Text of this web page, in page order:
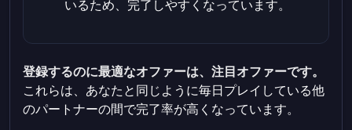
いるため、完了しやすくなっています。
登録するのに最適なオファーは、注目オファーです。
これらは、あなたと同じように毎日プレイしている他
のパートナーの間で完了率が高くなっています。